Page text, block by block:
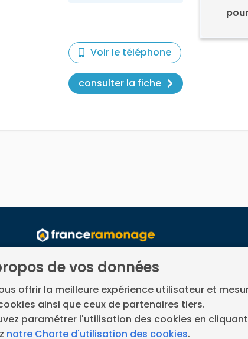
de vos données
offrir la meilleure expérience utilisateur et
ainsi que ceux de partenaires tiers.
paramétrer l'utilisation des cookies en
notre Charte d'utilisation des cookies.
Voir le téléphone
consulter la fiche
déplacement.
est un service développé parNeoloop.